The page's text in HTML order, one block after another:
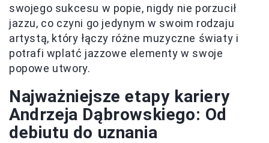
swojego sukcesu w popie, nigdy nie porzucił
jazzu, co czyni go jedynym w swoim rodzaju
artystą, który łączy różne muzyczne światy i
potrafi wplatć jazzowe elementy w swoje
popowe utwory.
Najważniejsze etapy kariery
Andrzeja Dąbrowskiego: Od
debiutu do uznania